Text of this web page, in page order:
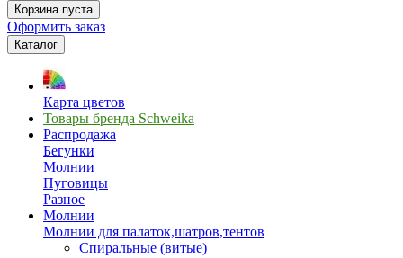
Корзина пуста
Оформить заказ
Каталог
Карта цветов
Товары бренда Schweika
Распродажа
Бегунки
Молнии
Пуговицы
Разное
Молнии
Молнии для палаток,шатров,тентов
Спиральные (витые)